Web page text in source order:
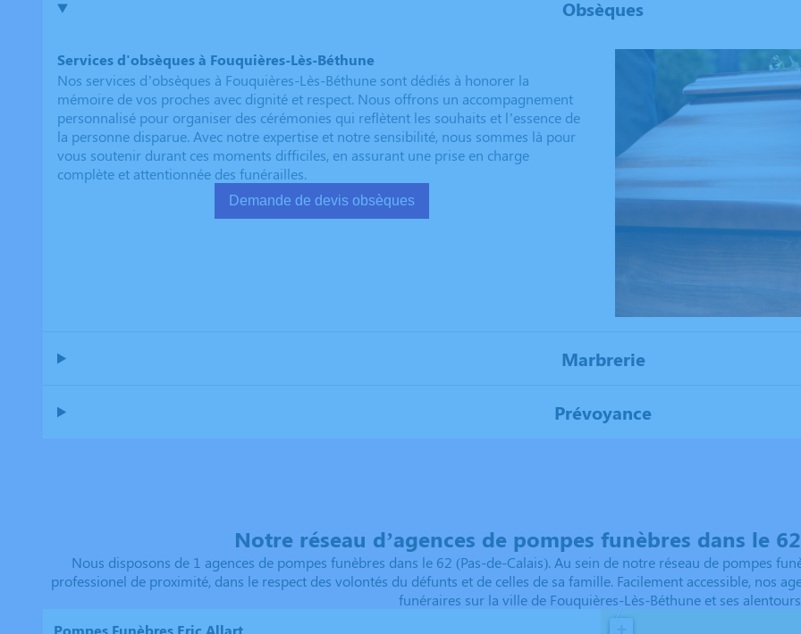
Obsèques
Services d'obsèques à Fouquières-Lès-Béthune
Nos services d’obsèques à Fouquières-Lès-Béthune sont dédiés à honorer la
mémoire de vos proches avec dignité et respect. Nous offrons un accompagnement
personnalisé pour organiser des cérémonies qui reflètent les souhaits et l’essence de
la personne disparue. Avec notre expertise et notre sensibilité, nous sommes là pour
vous soutenir durant ces moments difficiles, en assurant une prise en charge
complète et attentionnée des funérailles.
Demande de devis obsèques
Marbrerie
Prévoyance
Notre réseau d’agences de pompes funèbres dans le
Nous disposons de 1 agences de pompes funèbres dans le 62 (Pas-de-Calais). Au sein de notre réseau de pompes
professionel de proximité, dans le respect des volontés du défunts et de celles de sa famille. Facilement accessible, nos
funéraires sur la ville de Fouquières-Lès-Béthune et ses
Pompes Funèbres Eric Allart